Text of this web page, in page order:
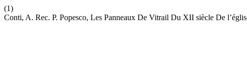
(1)
Conti, A. Rec. P. Popesco, Les Panneaux De Vitrail Du XII siècle De